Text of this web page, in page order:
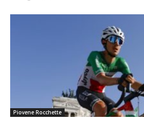
Piovene Rocchette